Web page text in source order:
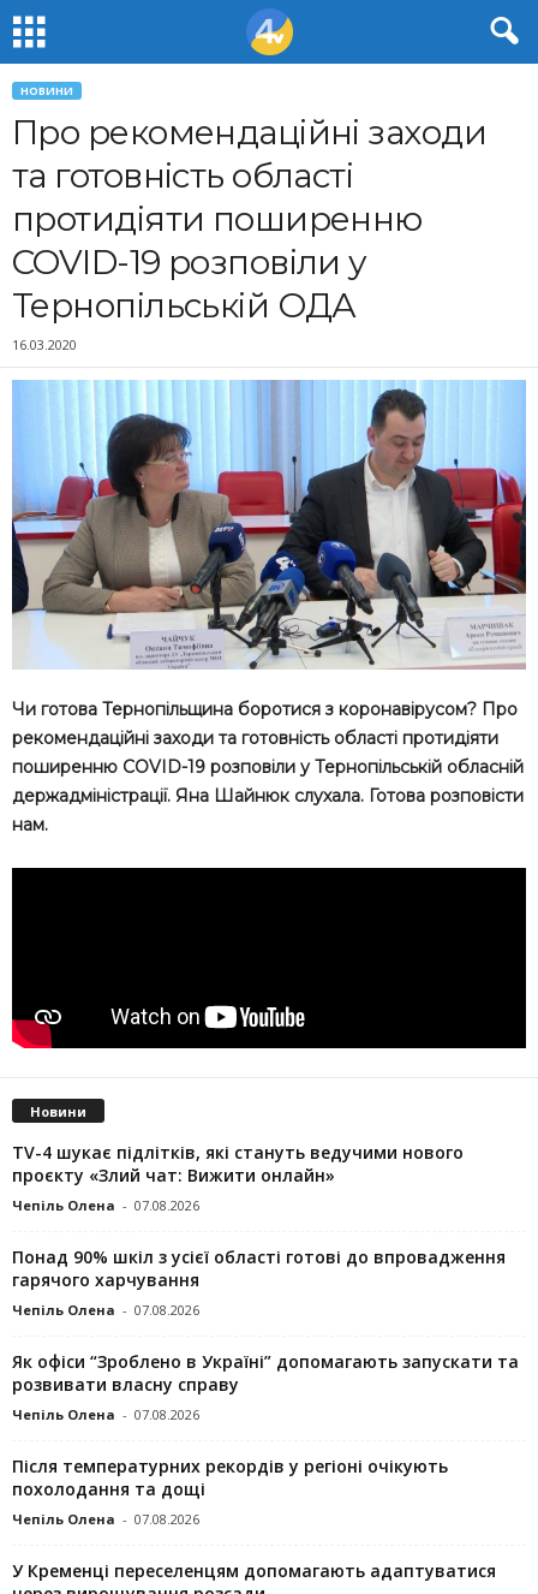
НОВИНИ
Про рекомендаційні заходи
та готовність області
протидіяти поширенню
COVID-19 розповіли у
Тернопільській ОДА
16.03.2020
Чи готова Тернопільщина боротися з коронавірусом? Про
рекомендаційні заходи та готовність області протидіяти
поширенню COVID-19 розповіли у Тернопільській обласній
держадміністрації. Яна Шайнюк слухала. Готова розповісти
нам.
Новини
TV-4 шукає підлітків, які стануть ведучими нового
проєкту «Злий чат: Вижити онлайн»
Чепіль Олена - 07.08.2026
Понад 90% шкіл з усієї області готові до впровадження
гарячого харчування
Чепіль Олена - 07.08.2026
Як офіси “Зроблено в Україні” допомагають запускaти та
розвивати власну справу
Чепіль Олена - 07.08.2026
Після температурних рекордів у регіоні очікують
похолодання та дощі
Чепіль Олена - 07.08.2026
У Кременці переселенцям допомагають адаптуватися